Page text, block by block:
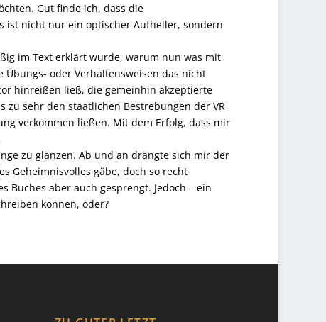
Gut finde ich, dass die
ist nicht nur ein optischer Aufheller, sondern
im Text erklärt wurde, warum nun was mit
Übungs- oder Verhaltensweisen das nicht
hinreißen ließ, die gemeinhin akzeptierte
zu sehr den staatlichen Bestrebungen der VR
verkommen ließen. Mit dem Erfolg, dass mir
zu glänzen. Ab und an drängte sich mir der
Geheimnisvolles gäbe, doch so recht
Buches aber auch gesprengt. Jedoch – ein
können, oder?